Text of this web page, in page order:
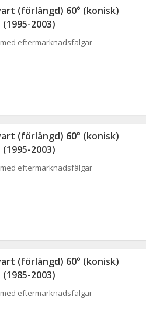
(förlängd) 60° (konisk)
2003)
eftermarknadsfälgar
(förlängd) 60° (konisk)
2003)
eftermarknadsfälgar
(förlängd) 60° (konisk)
2003)
eftermarknadsfälgar